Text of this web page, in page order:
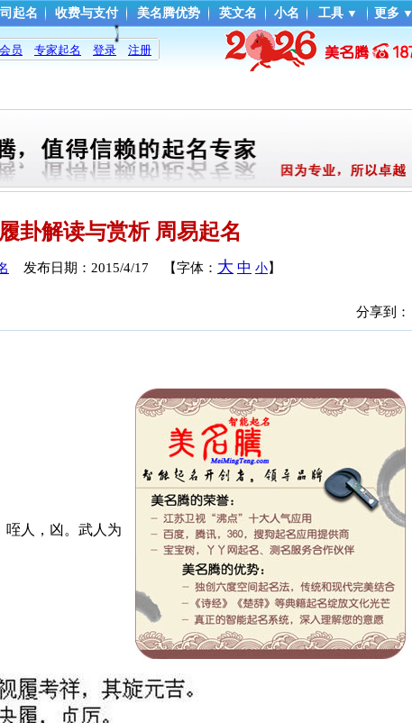
起名 收费与支付 美名腾优势 英文名 小名 工具 ▼ 更多 ▼
员 专家起名 登录 注册
卦解读与赏析 周易起名
发布日期： 2015/4/17 【字体： 大 中 小 】
分享到：
咥人，凶。武人为